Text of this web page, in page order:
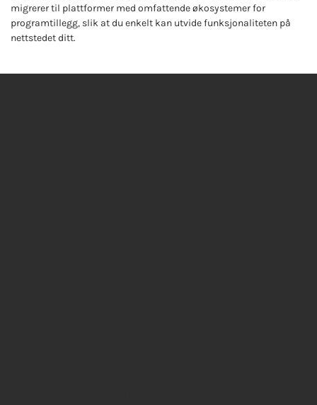
migrerer til plattformer med omfattende økosystemer for
programtillegg, slik at du enkelt kan utvide funksjonaliteten på
nettstedet ditt.